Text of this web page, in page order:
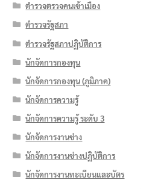
ตำรวจตรวจคนเข้าเมือง
ตำรวจรัฐสภา
ตำรวจรัฐสภาปฏิบัติการ
นักจัดการกองทุน
นักจัดการกองทุน (ภูมิภาค)
นักจัดการความรู้
นักจัดการความรู้ ระดับ 3
นักจัดการงานช่าง
นักจัดการงานช่างปฏิบัติการ
นักจัดการงานทะเบียนและบัตร